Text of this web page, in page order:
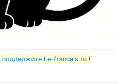
поддержите Le-francais.ru!